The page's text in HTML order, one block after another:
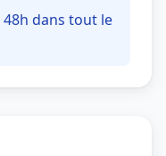
dans tout le